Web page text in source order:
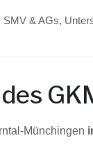
SMV & AGs,
Münchingen